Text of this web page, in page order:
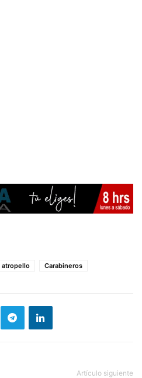
atropello Carabineros
Artículo siguiente